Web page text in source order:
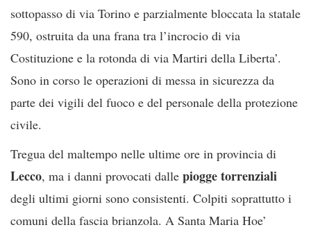
sottopasso di via Torino e parzialmente bloccata la statale
590, ostruita da una frana tra l’incrocio di via
Costituzione e la rotonda di via Martiri della Liberta’.
Sono in corso le operazioni di messa in sicurezza da
parte dei vigili del fuoco e del personale della protezione
civile.
Tregua del maltempo nelle ultime ore in provincia di
Lecco, ma i danni provocati dalle piogge torrenziali
degli ultimi giorni sono consistenti. Colpiti soprattutto i
comuni della fascia brianzola. A Santa Maria Hoe’